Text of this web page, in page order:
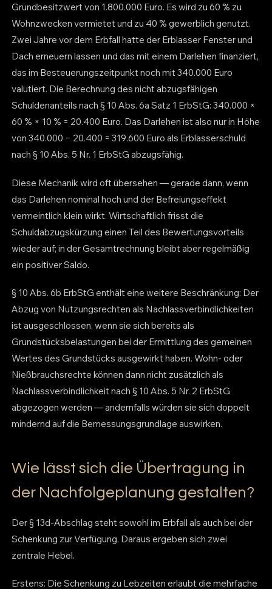
Grundbesitzwert von 1.800.000 Euro. Es wird zu 60 % zu
Wohnzwecken vermietet und zu 40 % gewerblich genutzt.
Zwei Jahre vor dem Erbfall hatte der Erblasser Fenster und
Dach erneuern lassen und das mit einem Darlehen finanziert,
das im Besteuerungszeitpunkt noch mit 340.000 Euro
valutiert. Die Berechnung des nicht abzugsfähigen
Schuldenanteils nach § 10 Abs. 6a Satz 1 ErbStG: 340.000 ×
60 % × 10 % = 20.400 Euro. Das Darlehen ist also nur in Höhe
von 340.000 − 20.400 = 319.600 Euro als Erblasserschuld
nach § 10 Abs. 5 Nr. 1 ErbStG abzugsfähig.
Diese Mechanik wird oft übersehen — gerade dann, wenn
das Darlehen nominal hoch und der Befreiungseffekt
vermeintlich klein wirkt. Wirtschaftlich frisst die
Schuldabzugskürzung einen Teil des Bewertungsvorteils
wieder auf; in der Gesamtrechnung bleibt aber regelmäßig
ein positiver Saldo.
§ 10 Abs. 6b ErbStG enthält eine weitere Beschränkung: Der
Abzug von Nutzungsrechten als Nachlassverbindlichkeiten
ist ausgeschlossen, wenn sie sich bereits als
Grundstücksbelastungen bei der Ermittlung des gemeinen
Wertes des Grundstücks ausgewirkt haben. Wohn- oder
Nießbrauchsrechte können dann nicht zusätzlich als
Nachlassverbindlichkeit nach § 10 Abs. 5 Nr. 2 ErbStG
abgezogen werden — andernfalls würden sie sich doppelt
mindernd auf die Bemessungsgrundlage auswirken.
Wie lässt sich die Übertragung in
der Nachfolgeplanung gestalten?
Der § 13d-Abschlag steht sowohl im Erbfall als auch bei der
Schenkung zur Verfügung. Daraus ergeben sich zwei
zentrale Hebel.
Erstens: Die Schenkung zu Lebzeiten erlaubt die mehrfache